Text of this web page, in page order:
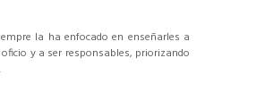
la ha enfocado en enseñarles a
y a ser responsables, priorizando